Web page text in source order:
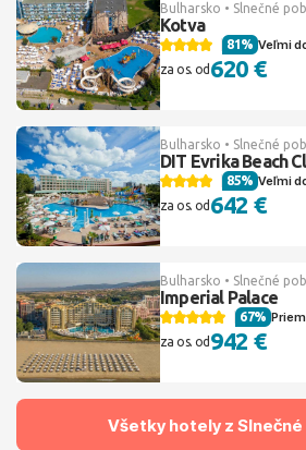
Bulharsko • Slnečné
Kotva
Veľmi
81%
za os. od 620 €
Bulharsko • Slnečné
DIT Evrika Beach
Veľmi
85%
za os. od 642 €
Bulharsko • Slnečné
Imperial Palace
67%
za os. od 942 €
Všetky hotely z